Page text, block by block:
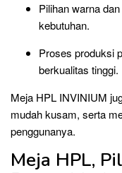
Pilihan warna
kebutuhan.
Proses produksi
berkualitas tinggi.
Meja HPL INVINIUM
mudah kusam, serta
penggunanya.
Meja HPL,